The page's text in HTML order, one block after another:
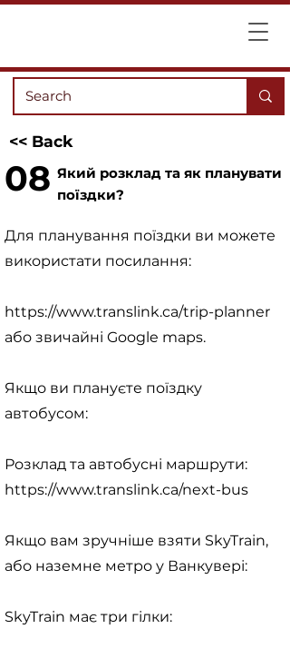
<< Back
08 Який розклад та як планувати
поїздки?
Для планування поїздки ви можете
використати посилання:
https://www.translink.ca/trip-planner
або звичайні Google maps.
Якщо ви плануєте поїздку
автобусом:
Розклад та автобусні маршрути:
https://www.translink.ca/next-bus
Якщо вам зручніше взяти SkyTrain,
або наземне метро у Ванкувері:
SkyTrain має три гілки: